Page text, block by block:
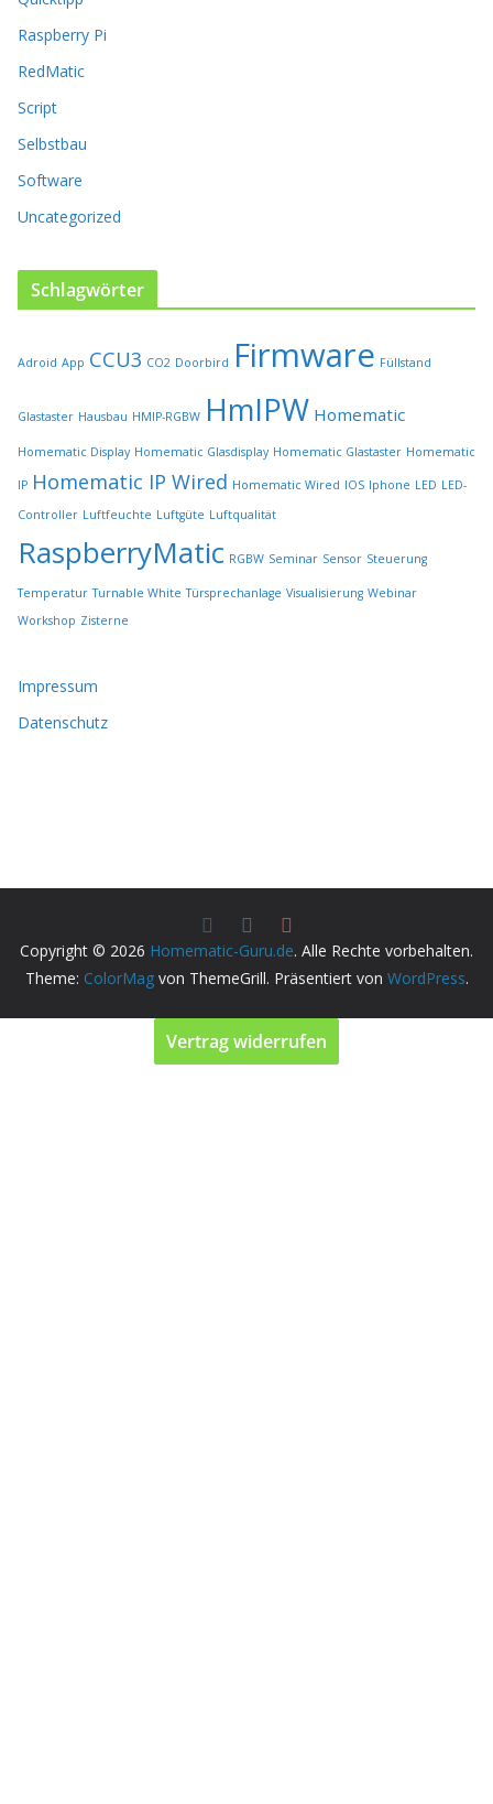
u
k
s
e
i
t
g
e
l
d
e
Raspberry Pi
RedMatic
Script
Selbstbau
Software
Uncategorized
Schlagwörter
Adroid App CCU3 CO2 Doorbird Firmware Füllstand
Glastaster Hausbau HMIP-RGBW HmIPW Homematic
Homematic Display Homematic Glasdisplay Homematic Glastaster Homematic
IP Homematic IP Wired Homematic Wired IOS Iphone LED LED-
Controller Luftfeuchte Luftgüte Luftqualität
RaspberryMatic RGBW Seminar Sensor Steuerung
Temperatur Turnable White Türsprechanlage Visualisierung Webinar
Workshop Zisterne
Impressum
Datenschutz
Copyright © 2026 Homematic-Guru.de. Alle Rechte vorbehalten.
Theme: ColorMagvon ThemeGrill. Präsentiert von WordPress.
Vertrag widerrufen